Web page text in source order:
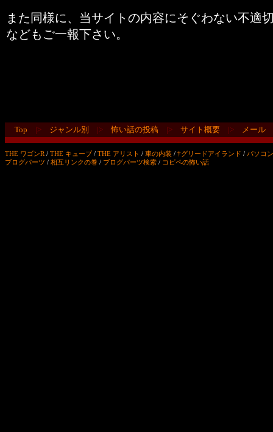
また同様に、当サイトの内容にそぐわない不適
などもご一報下さい。
Top |> ジャンル別 |> 怖い話の投稿 |> サイト概要 |> メール
THE ワゴンR / THE キューブ / THE アリスト / 車の内装 / †グリードアイランド / パソコ
ブログパーツ / 相互リンクの巻 / ブログパーツ検索 / コピペの怖い話